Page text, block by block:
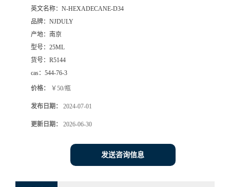
英文名称： N-HEXADECANE-D34
品牌： NJDULY
产地： 南京
型号： 25ML
货号： R5144
cas： 544-76-3
价格： ￥50/瓶
发布日期： 2024-07-01
更新日期： 2026-06-30
发送咨询信息